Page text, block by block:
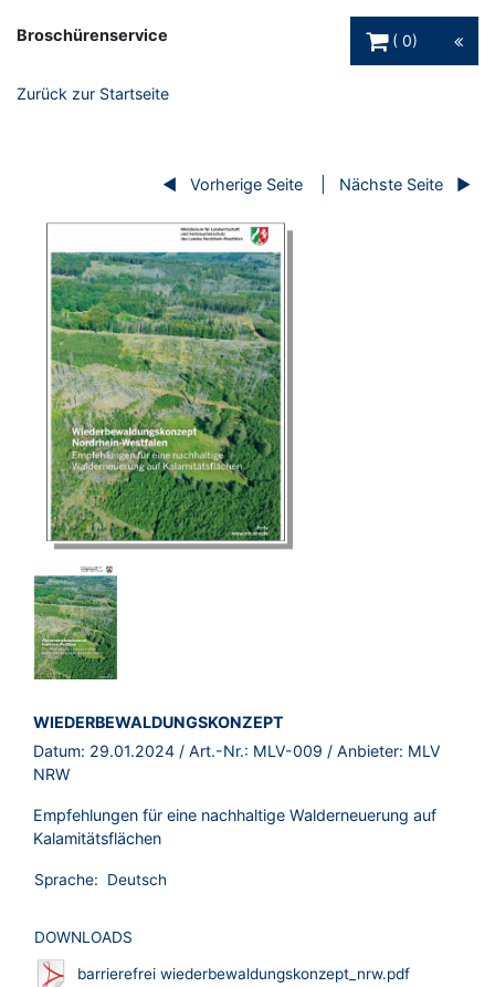
Broschürenservice
0
Zurück zur Startseite
Vorherige Seite Nächste Seite
BROSCHÜRE:
WIEDERBEWALDUNGSKONZEPT
Datum: 29.01.2024 / Art.-Nr.: MLV-009 / Anbieter: MLV
NRW
Empfehlungen für eine nachhaltige Walderneuerung auf
Kalamitätsflächen
Sprache: Deutsch
DOWNLOADS
barrierefrei wiederbewaldungskonzept_nrw.pdf